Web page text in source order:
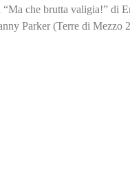
che brutta valigia!” di
Parker (Terre di Mezzo